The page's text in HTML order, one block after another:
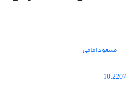
مسعود امامی